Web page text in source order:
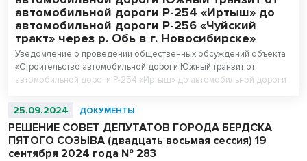
автомобильной дороги Р-254 «Иртыш» до
автомобильной дороги Р-256 «Чуйский
тракт» через р. Обь в г. Новосибирске»
Уведомление о проведении общественных обсуждений объекта
«Строительство автомобильной дороги Южный транзит от
автомобильной дороги Р-254 «Иртыш» до автомобильной дороги
Левобережная часть этап I, этап II.
25.09.2024 ДОКУМЕНТЫ
РЕШЕНИЕ СОВЕТ ДЕПУТАТОВ ГОРОДА БЕРДСКА
ПЯТОГО СОЗЫВА (двадцать восьмая сессия) 19
сентября 2024 года № 283